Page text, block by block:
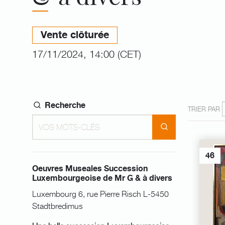
Vente clôturée
17/11/2024, 14:00 (CET)
Recherche
Oeuvres Museales Succession
Luxembourgeoise de Mr G & à divers
Luxembourg 6, rue Pierre Risch L-5450
Stadtbredimus
TRIER PAR
46